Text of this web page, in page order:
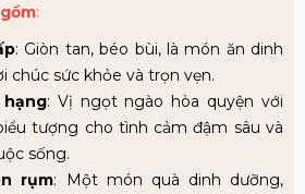
:
: Giòn tan, béo bùi, là món ăn dinh
chúc sức khỏe và trọn vẹn.
: Vị ngọt ngào hòa quyện với
tượng cho tình cảm đậm sâu và
sống.
rụm: Một món quà dinh dưỡng,